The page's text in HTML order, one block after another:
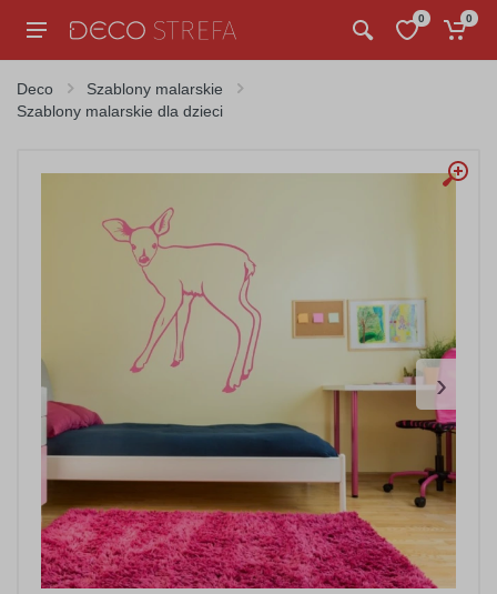
0 0
Deco
Szablony malarskie
Szablony malarskie dla dzieci
›